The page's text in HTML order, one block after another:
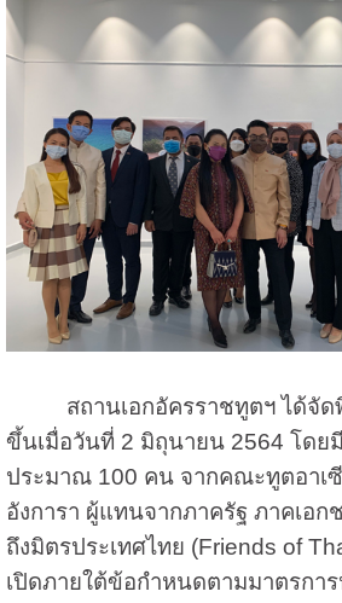
สถานเอกอัครราชทูตฯ ได้จัดพิ
ขึ้นเมื่อวันที่ 2 มิถุนายน 2564 โดย
ประมาณ 100 คน จากคณะทูตอาเ
อังการา ผู้แทนจากภาครัฐ ภาคเอก
ถึงมิตรประเทศไทย (Friends of
เปิดภายใต้ข้อกำหนดตามมาตรกา